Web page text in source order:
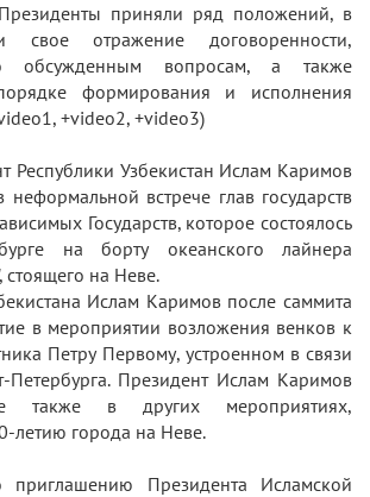
Президенты приняли ряд положений, в
свое отражение договоренности,
обсужденным вопросам, а также
формирования и исполнения
+video2, +video3)
Республики Узбекистан Ислам Каримов
неформальной встрече глав государств
Государств, которое состоялось
на борту океанского лайнера
стоящего на Неве.
Ислам Каримов после саммита
в мероприятии возложения венков к
Петру Первому, устроенном в связи
Президент Ислам Каримов
также в других мероприятиях,
летию города на Неве.
Президента Исламской